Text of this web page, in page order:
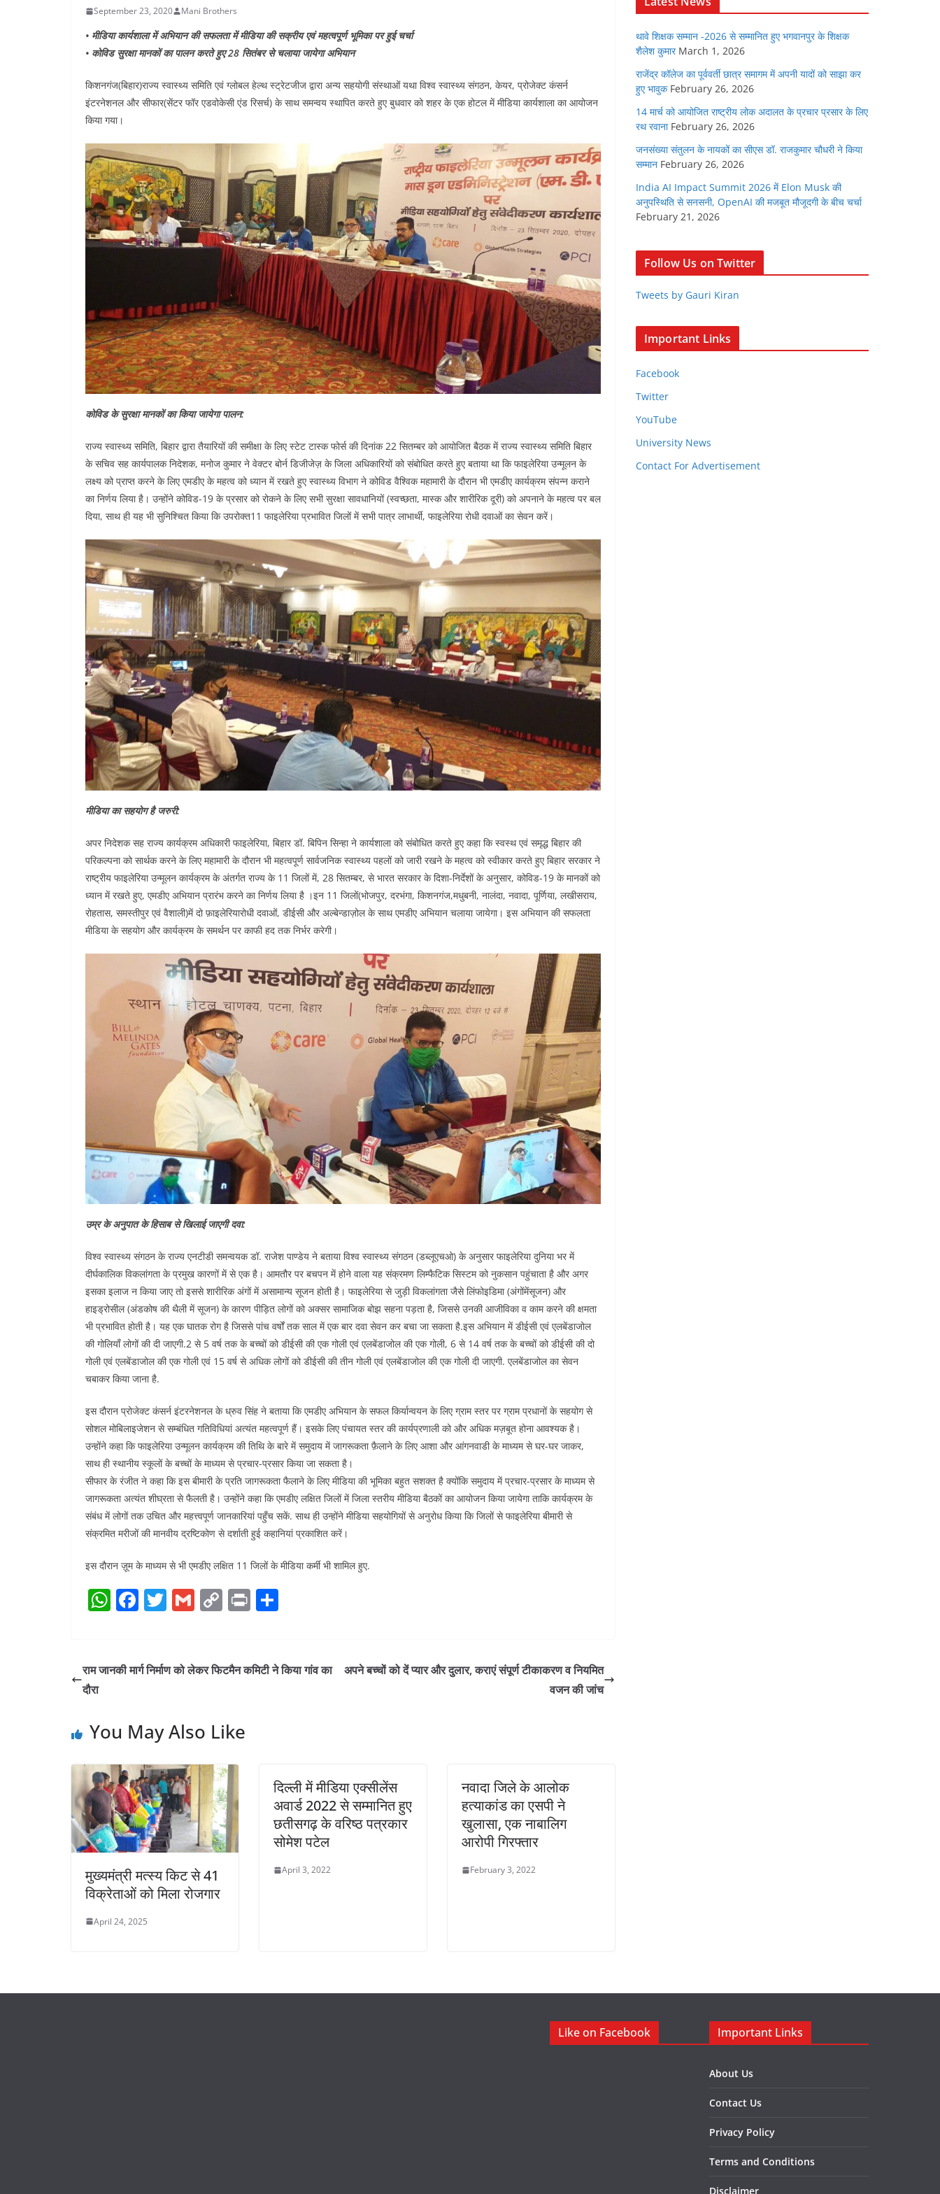
September 23, 2020 Mani Brothers
• मीडिया कार्यशाला में अभियान की सफलता में मीडिया की सक्रीय एवं महत्वपूर्ण भूमिका पर हुई चर्चा
• कोविड सुरक्षा मानकों का पालन करते हुए 28 सितंबर से चलाया जायेगा अभियान
किशनगंज(बिहार)राज्य स्वास्थ्य समिति एवं ग्लोबल हेल्थ स्ट्रेटजीज द्वारा अन्य सहयोगी संस्थाओं यथा विश्व स्वास्थ्य संगठन, केयर, प्रोजेक्ट कंसर्न
इंटरनेशनल और सीफार(सेंटर फॉर एडवोकेसी एंड रिसर्च) के साथ समन्वय स्थापित करते हुए बुधवार को शहर के एक होटल में मीडिया कार्यशाला का आयोजन
किया गया।
कोविड के सुरक्षा मानकों का किया जायेगा पालन:
राज्य स्वास्थ्य समिति, बिहार द्वारा तैयारियों की समीक्षा के लिए स्टेट टास्क फोर्स की दिनांक 22 सितम्बर को आयोजित बैठक में राज्य स्वास्थ्य समिति बिहार
के सचिव सह कार्यपालक निदेशक, मनोज कुमार ने वेक्टर बोर्न डिजीजेज़ के जिला अधिकारियों को संबोधित करते हुए बताया था कि फाइलेरिया उन्मूलन के
लक्ष्य को प्राप्त करने के लिए एमडीए के महत्व को ध्यान में रखते हुए स्वास्थ्य विभाग ने कोविड वैश्विक महामारी के दौरान भी एमडीए कार्यक्रम संपन्न कराने
का निर्णय लिया है। उन्होंने कोविड-19 के प्रसार को रोकने के लिए सभी सुरक्षा सावधानियों (स्वच्छता, मास्क और शारीरिक दूरी) को अपनाने के महत्व पर बल
दिया, साथ ही यह भी सुनिश्चित किया कि उपरोक्त11 फाइलेरिया प्रभावित जिलों में सभी पात्र लाभार्थी, फाइलेरिया रोधी दवाओं का सेवन करें।
मीडिया का सहयोग है जरुरी:
अपर निदेशक सह राज्य कार्यक्रम अधिकारी फाइलेरिया, बिहार डॉ. बिपिन सिन्हा ने कार्यशाला को संबोधित करते हुए कहा कि स्वस्थ एवं समृद्ध बिहार की
परिकल्पना को सार्थक करने के लिए महामारी के दौरान भी महत्वपूर्ण सार्वजनिक स्वास्थ्य पहलों को जारी रखने के महत्व को स्वीकार करते हुए बिहार सरकार ने
राष्ट्रीय फाइलेरिया उन्मूलन कार्यक्रम के अंतर्गत राज्य के 11 जिलों में, 28 सितम्बर, से भारत सरकार के दिशा-निर्देशों के अनुसार, कोविड-19 के मानकों को
ध्यान में रखते हुए, एमडीए अभियान प्रारंभ करने का निर्णय लिया है ।इन 11 जिलों(भोजपुर, दरभंगा, किशनगंज,मधुबनी, नालंदा, नवादा, पूर्णिया, लखीसराय,
रोहतास, समस्तीपुर एवं वैशाली)में दो फ़ाइलेरियारोधी दवाओं, डीईसी और अल्बेन्डाज़ोल के साथ एमडीए अभियान चलाया जायेगा। इस अभियान की सफलता
मीडिया के सहयोग और कार्यक्रम के समर्थन पर काफी हद तक निर्भर करेगी।
उम्र के अनुपात के हिसाब से खिलाई जाएगी दवा:
विश्व स्वास्थ्य संगठन के राज्य एनटीडी समन्वयक डॉ. राजेश पाण्डेय ने बताया विश्व स्वास्थ्य संगठन (डब्लूएचओ) के अनुसार फाइलेरिया दुनिया भर में
दीर्घकालिक विकलांगता के प्रमुख कारणों में से एक है। आमतौर पर बचपन में होने वाला यह संक्रमण लिम्फैटिक सिस्टम को नुकसान पहुंचाता है और अगर
इसका इलाज न किया जाए तो इससे शारीरिक अंगों में असामान्य सूजन होती है। फाइलेरिया से जुड़ी विकलांगता जैसे लिंफोइडिमा (अंगोंमेंसूजन) और
हाइड्रोसील (अंडकोष की थैली में सूजन) के कारण पीड़ित लोगों को अक्सर सामाजिक बोझ सहना पड़ता है, जिससे उनकी आजीविका व काम करने की क्षमता
भी प्रभावित होती है। यह एक घातक रोग है जिससे पांच वर्षों तक साल में एक बार दवा सेवन कर बचा जा सकता है.इस अभियान में डीईसी एवं एलबेंडाजोल
की गोलियाँ लोगों की दी जाएगी.2 से 5 वर्ष तक के बच्चों को डीईसी की एक गोली एवं एलबेंडाजोल की एक गोली, 6 से 14 वर्ष तक के बच्चों को डीईसी की दो
गोली एवं एलबेंडाजोल की एक गोली एवं 15 वर्ष से अधिक लोगों को डीईसी की तीन गोली एवं एलबेंडाजोल की एक गोली दी जाएगी. एलबेंडाजोल का सेवन
चबाकर किया जाना है.
इस दौरान प्रोजेक्ट कंसर्न इंटरनेशनल के ध्रुव सिंह ने बताया कि एमडीए अभियान के सफल किर्यान्वयन के लिए ग्राम स्तर पर ग्राम प्रधानों के सहयोग से
सोशल मोबिलाइजेशन से सम्बंधित गतिविधियां अत्यंत महत्वपूर्ण हैं। इसके लिए पंचायत स्तर की कार्यप्रणाली को और अधिक मज़बूत होना आवश्यक है।
उन्होंने कहा कि फाइलेरिया उन्मूलन कार्यक्रम की तिथि के बारे में समुदाय में जागरूकता फ़ैलाने के लिए आशा और आंगनवाडी के माध्यम से घर-घर जाकर,
साथ ही स्थानीय स्कूलों के बच्चों के माध्यम से प्रचार-प्रसार किया जा सकता है।
सीफार के रंजीत ने कहा कि इस बीमारी के प्रति जागरूकता फैलाने के लिए मीडिया की भूमिका बहुत सशक्त है क्योंकि समुदाय में प्रचार-प्रसार के माध्यम से
जागरूकता अत्यंत शीघ्रता से फैलती है। उन्होंने कहा कि एमडीए लक्षित जिलों में जिला स्तरीय मीडिया बैठकों का आयोजन किया जायेगा ताकि कार्यक्रम के
संबंध में लोगों तक उचित और महत्त्वपूर्ण जानकारियां पहुँच सकें. साथ ही उन्होंने मीडिया सहयोगियों से अनुरोध किया कि जिलों से फाइलेरिया बीमारी से
संक्रमित मरीजों की मानवीय द्रष्टिकोण से दर्शाती हुई कहानियां प्रकाशित करें।
इस दौरान ज़ूम के माध्यम से भी एमडीए लक्षित 11 जिलों के मीडिया कर्मी भी शामिल हुए.
W
s
p
F
e
o
k
T
er
G
l
C
y
k
Pr
e
राम जानकी मार्ग निर्माण को लेकर फिटमैन कमिटी ने किया गांव का
दौरा
अपने बच्चों को दें प्यार और दुलार, कराएं संपूर्ण टीकाकरण व नियमित
वजन की जांच
You May Also Like
मुख्यमंत्री मत्स्य किट से 41
विक्रेताओं को मिला रोजगार
April 24, 2025
दिल्ली में मीडिया एक्सीलेंस
अवार्ड 2022 से सम्मानित हुए
छतीसगढ़ के वरिष्ठ पत्रकार
सोमेश पटेल
April 3, 2022
नवादा जिले के आलोक
हत्याकांड का एसपी ने
खुलासा, एक नाबालिग
आरोपी गिरफ्तार
February 3, 2022
थावे शिक्षक सम्मान -2026 से सम्मानित हुए भगवानपुर के शिक्षक
शैलेश कुमार March 1, 2026
राजेंद्र कॉलेज का पूर्ववर्ती छात्र समागम में अपनी यादों को साझा कर
हुए भावुक February 26, 2026
14 मार्च को आयोजित राष्ट्रीय लोक अदालत के प्रचार प्रसार के लिए
रथ रवाना February 26, 2026
जनसंख्या संतुलन के नायकों का सीएस डॉ. राजकुमार चौधरी ने किया
सम्मान February 26, 2026
India AI Impact Summit 2026 में Elon Musk की
अनुपस्थिति से सनसनी, OpenAI की मजबूत मौजूदगी के बीच चर्चा
February 21, 2026
Follow Us on Twitter
Tweets by Gauri Kiran
Important Links
Facebook
Twitter
YouTube
University News
Contact For Advertisement
Like on Facebook Important Links
About Us
Contact Us
Privacy Policy
Terms and Conditions
Disclaimer